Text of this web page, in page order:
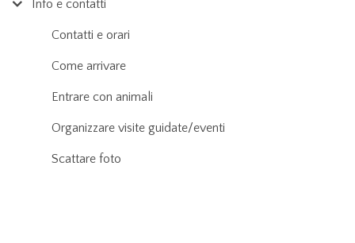
Info e contatti
Contatti e orari
Come arrivare
Entrare con animali
Organizzare visite guidate/eventi
Scattare foto